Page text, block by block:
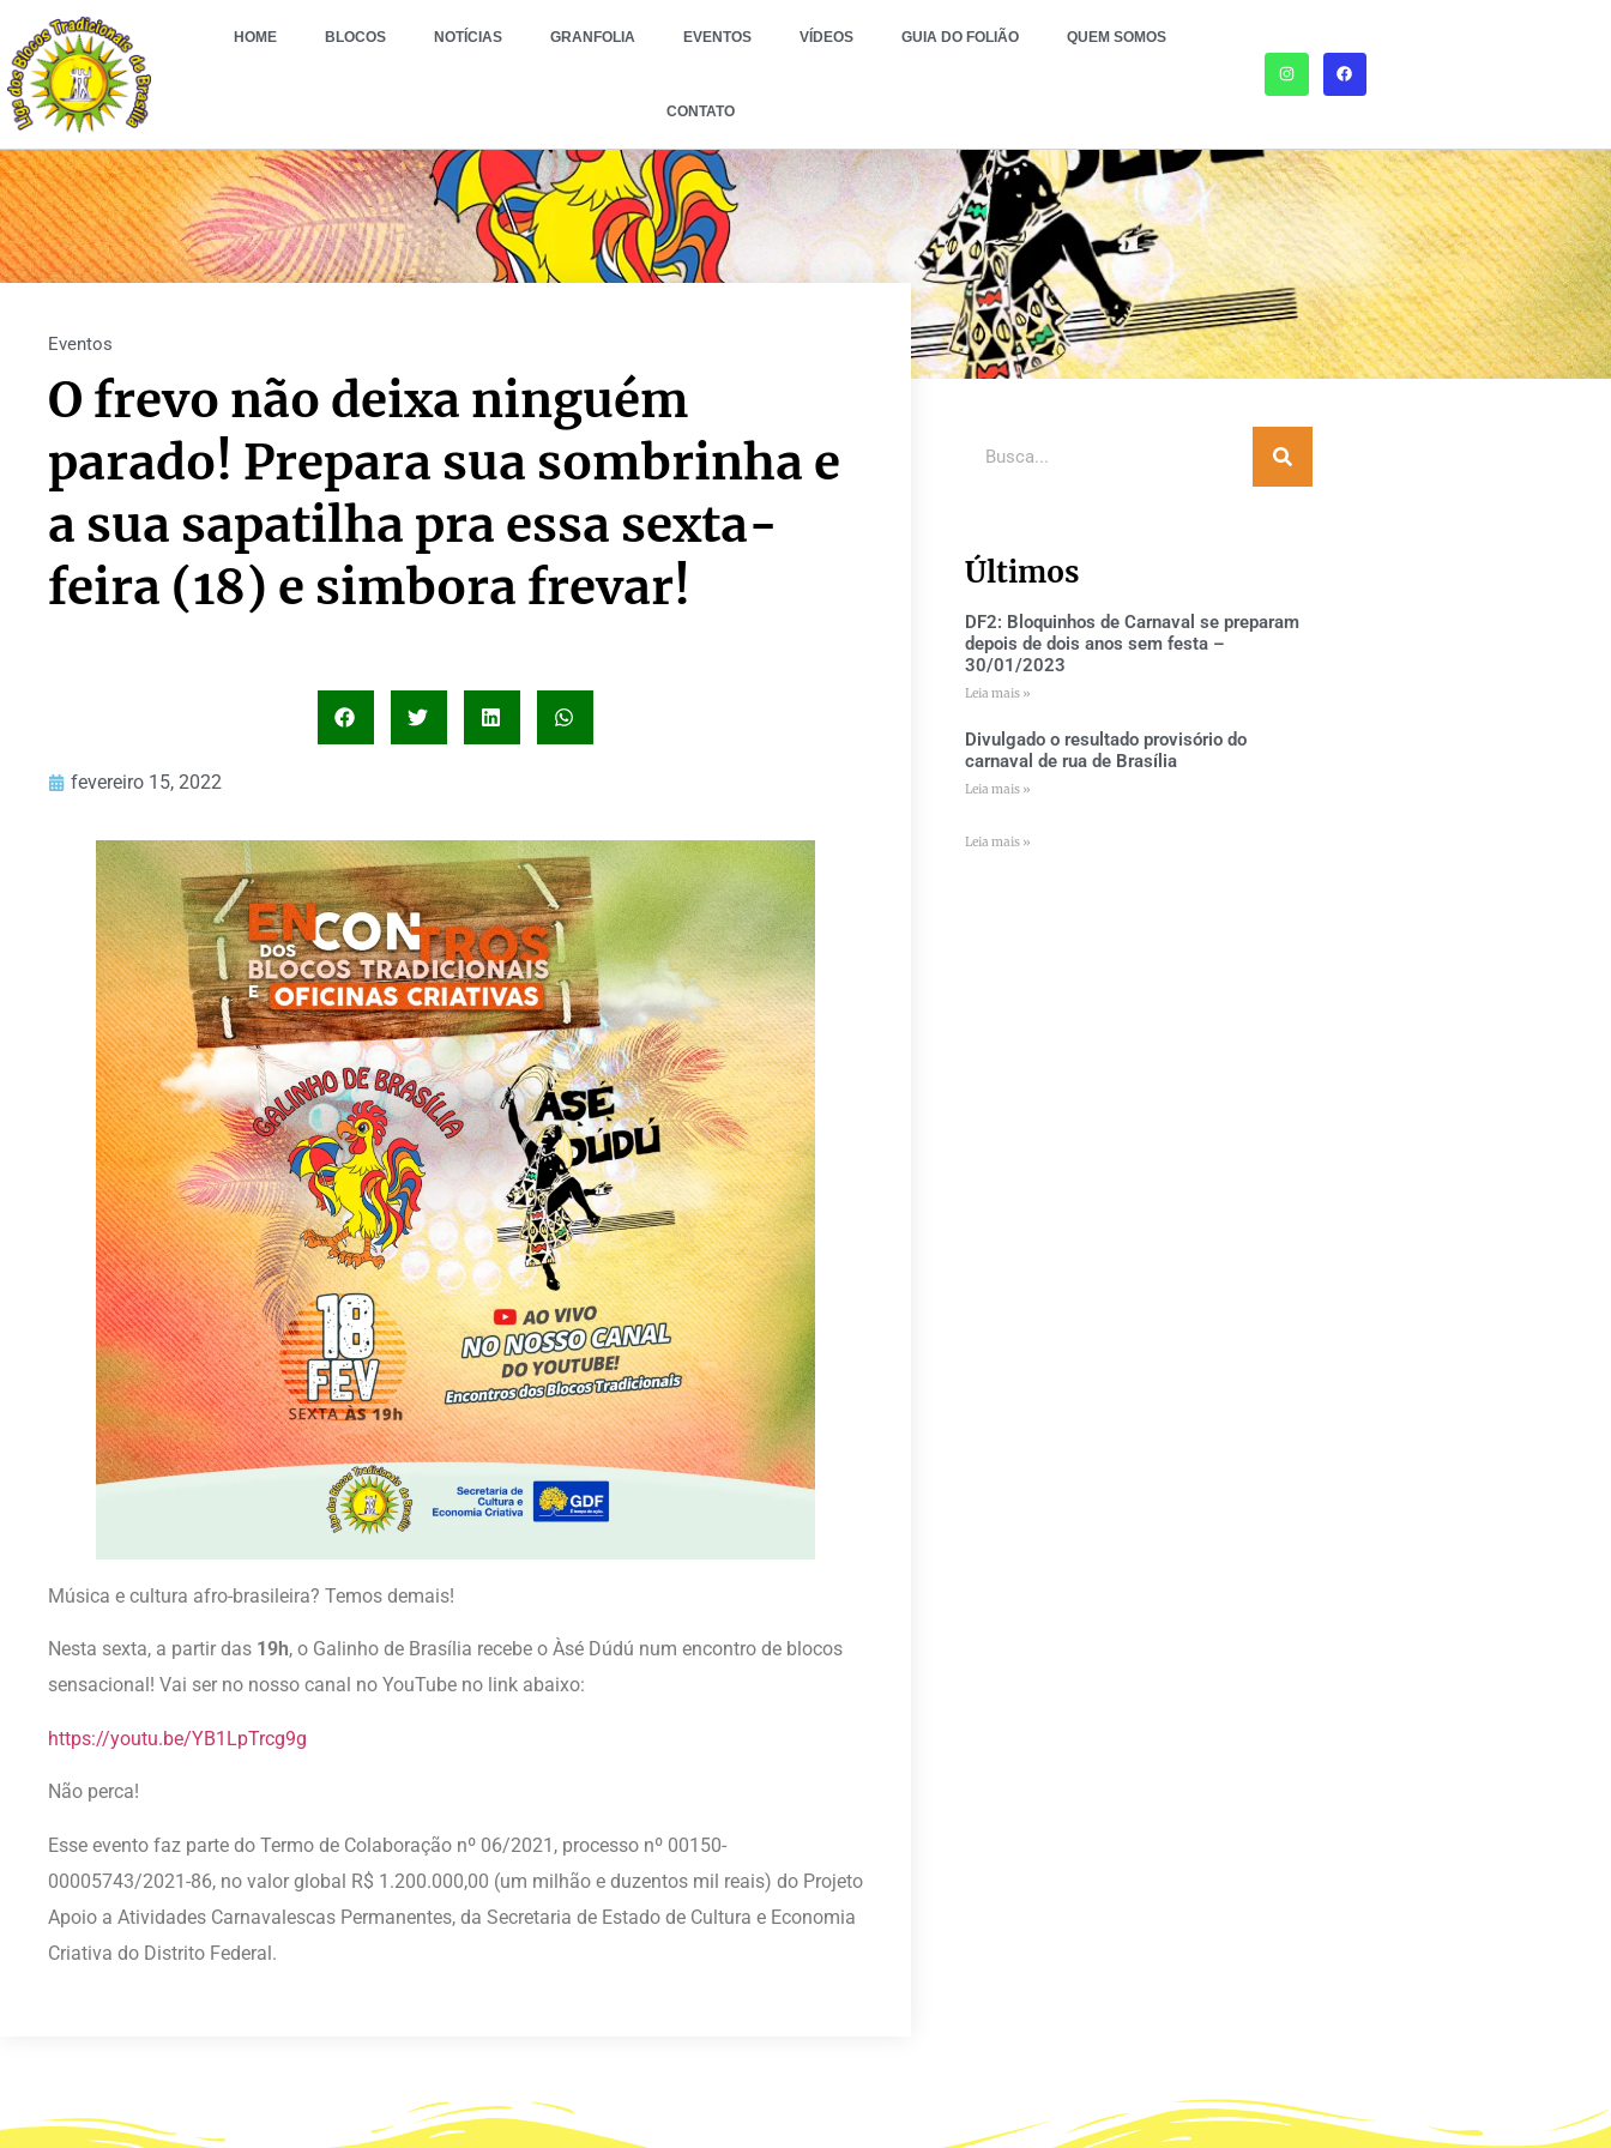
HOME BLOCOS NOTÍCIAS GRANFOLIA EVENTOS VÍDEOS GUIA DO FOLIÃO QUEM SOMOS
CONTATO
Eventos
O frevo não deixa ninguém
parado! Prepara sua sombrinha e
a sua sapatilha pra essa sexta-
feira (18) e simbora frevar!
fevereiro 15, 2022
Música e cultura afro-brasileira? Temos demais!
Nesta sexta, a partir das 19h, o Galinho de Brasília recebe o Àsé Dúdú num encontro de blocos
sensacional! Vai ser no nosso canal no YouTube no link abaixo:
https://youtu.be/YB1LpTrcg9g
Não perca!
Esse evento faz parte do Termo de Colaboração nº 06/2021, processo nº 00150-
00005743/2021-86, no valor global R$ 1.200.000,00 (um milhão e duzentos mil reais) do Projeto
Apoio a Atividades Carnavalescas Permanentes, da Secretaria de Estado de Cultura e Economia
Criativa do Distrito Federal.
Últimos
DF2: Bloquinhos de Carnaval se preparam
depois de dois anos sem festa –
30/01/2023
Leia mais »
Divulgado o resultado provisório do
carnaval de rua de Brasília
Leia mais »
Leia mais »